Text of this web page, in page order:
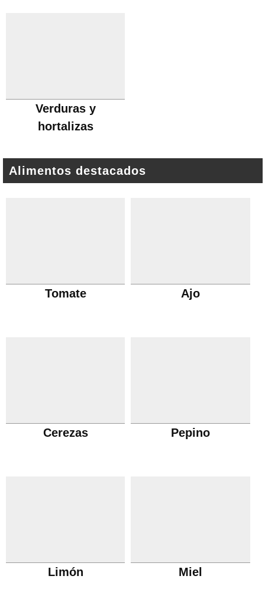
Verduras y
hortalizas
Alimentos destacados
Tomate Ajo
Cerezas Pepino
Limón Miel